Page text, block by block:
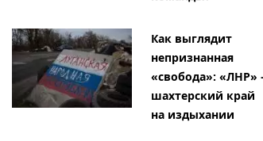
Как выглядит
непризнанная
«свобода»: «ЛНР»
шахтерский край
на издыхании